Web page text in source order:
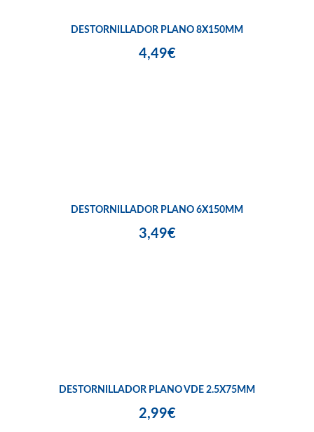
DESTORNILLADOR PLANO 8X150MM
4,49€
DESTORNILLADOR PLANO 6X150MM
3,49€
DESTORNILLADOR PLANO VDE 2.5X75MM
2,99€